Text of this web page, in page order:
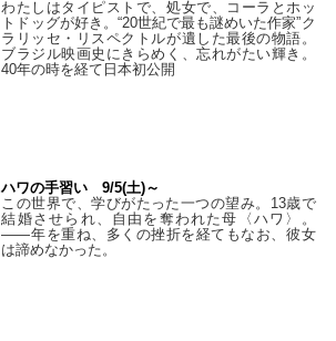
わたしはタイピストで、処⼥で、コーラとホッ
トドッグが好き。“20世紀で最も謎めいた作家”ク
ラリッセ・リスペクトルが遺した最後の物語。
ブラジル映画史にきらめく、忘れがたい輝き。
40年の時を経て⽇本初公開
ハワの手習い 9/5(土)～
この世界で、学びがたった一つの望み。13歳で
結婚させられ、自由を奪われた母〈ハワ〉。
——年を重ね、多くの挫折を経てもなお、彼女
は諦めなかった。